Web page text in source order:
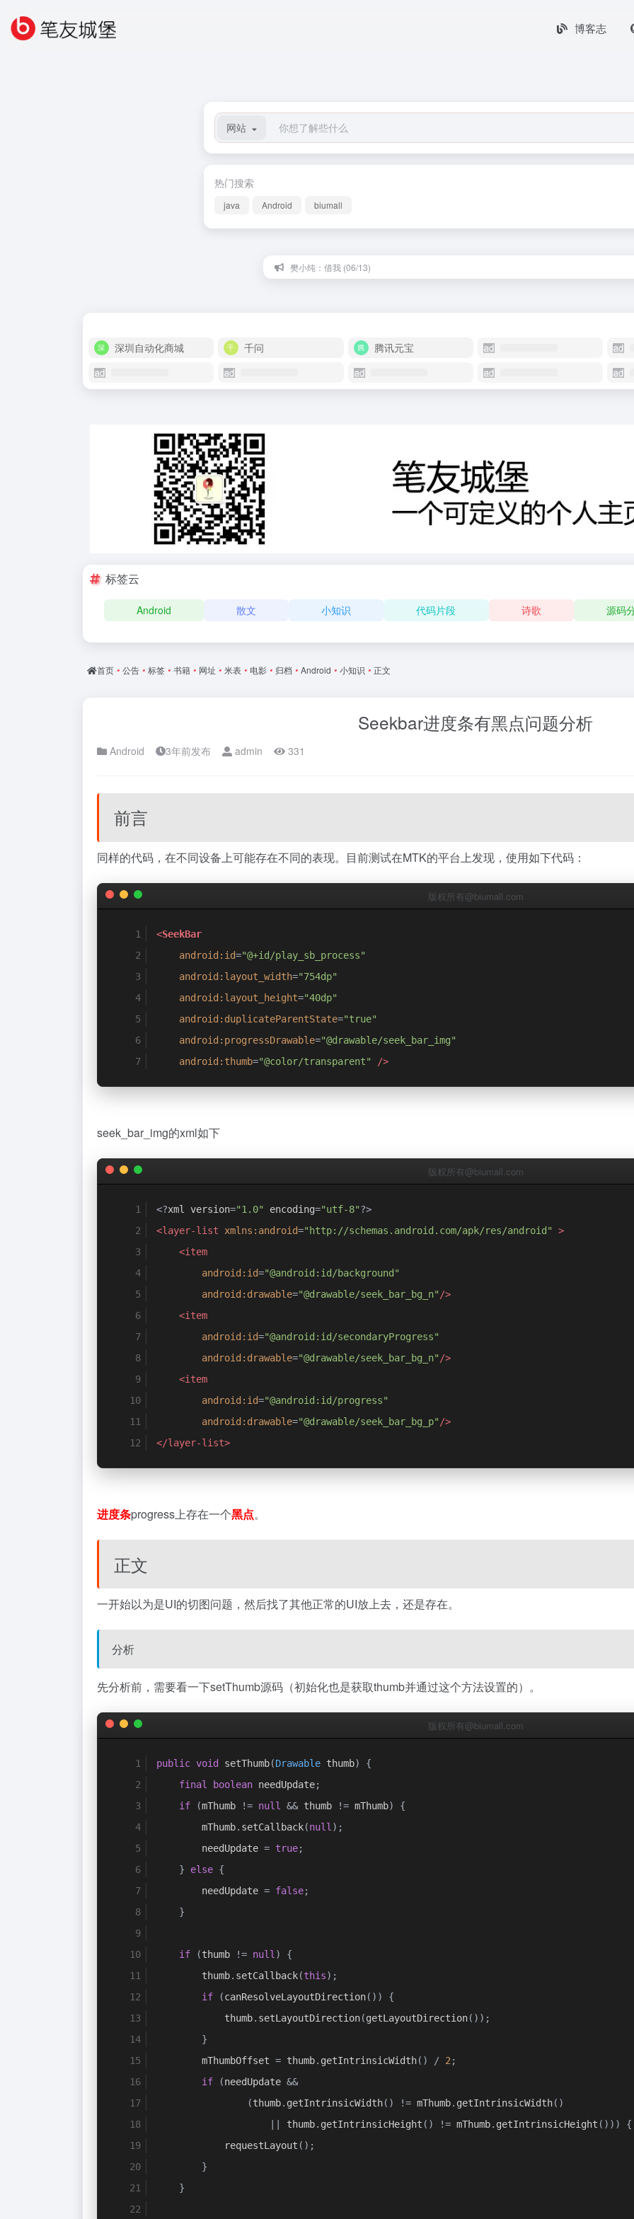
博客志
网站
热门搜索
java Android biumall
樊小纯：借我 (06/13)
深圳自动化商城 千问 腾讯元宝
标签云
Android 散文 小知识 代码片段 诗歌 源码
首页 • 公告 • 标签 • 书籍 • 网址 • 米表 • 电影 • 归档 • Android • 小知识 • 正文
Seekbar进度条有黑点问题分析
Android 3年前发布 admin 331
前言
同样的代码，在不同设备上可能存在不同的表现。目前测试在MTK的平台上发现，使用如下代码：
版权所有@biumall.com
<SeekBar
android:id="@+id/play_sb_process"
android:layout_width="754dp"
android:layout_height="40dp"
android:duplicateParentState="true"
android:progressDrawable="@drawable/seek_bar_img"
android:thumb="@color/transparent" />
seek_bar_img的xml如下
版权所有@biumall.com
<?xml version="1.0" encoding="utf-8"?>
<layer-list
xmlns:android="http://schemas.android.com/apk/res/android"
>
<item
android:id="@android:id/background"
android:drawable="@drawable/seek_bar_bg_n" />
<item
android:id="@android:id/secondaryProgress"
android:drawable="@drawable/seek_bar_bg_n" />
<item
android:id="@android:id/progress"
android:drawable="@drawable/seek_bar_bg_p" />
</layer-list>
进度条progress上存在一个黑点。
正文
一开始以为是UI的切图问题，然后找了其他正常的UI放上去，还是存在。
分析
先分析前，需要看一下setThumb源码（初始化也是获取thumb并通过这个方法设置的）。
版权所有@biumall.com
public void setThumb(Drawable thumb)
{
final
boolean needUpdate;
if
(mThumb != null && thumb != mThumb)
{
mThumb. setCallback(null );
needUpdate = true;
}
else {
needUpdate = false;
}
if (thumb != null )
{
thumb. setCallback(this);
if
(canResolveLayoutDirection())
{
thumb. setLayoutDirection(getLayoutDirection());
}
mThumbOffset = thumb. getIntrinsicWidth() / 2 ;
if
(needUpdate &&
(thumb. getIntrinsicWidth() != mThumb. getIntrinsicWidth()
thumb. getIntrinsicHeight () != mThumb. getIntrinsicHeight ()))
{
requestLayout ();
}
}